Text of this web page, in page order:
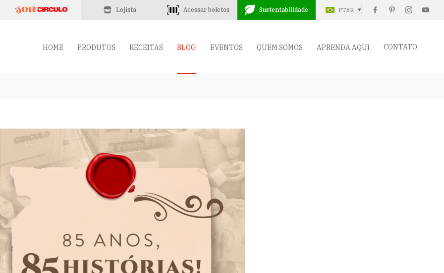
Lojista Acessar boletos Sustentabilidade PTBR
HOME PRODUTOS RECEITAS BLOG EVENTOS QUEM SOMOS APRENDA AQUI CONTATO